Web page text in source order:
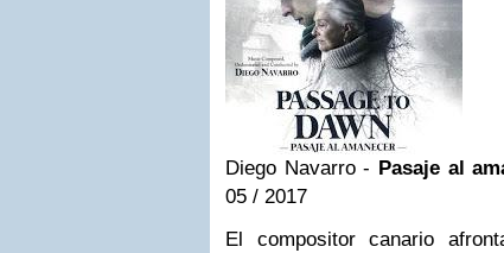
Diego Navarro - Pasaje al
05 / 2017
El compositor canario